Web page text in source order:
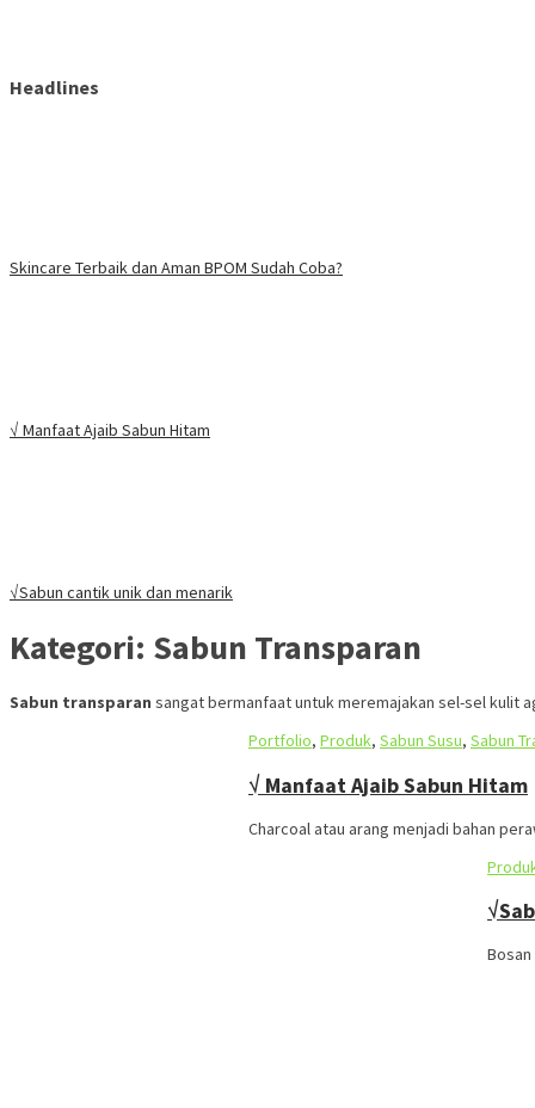
Headlines
Skincare Terbaik dan Aman BPOM Sudah Coba?
√ Manfaat Ajaib Sabun Hitam
√Sabun cantik unik dan menarik
Kategori: Sabun Transparan
Sabun transparan sangat bermanfaat untuk meremajakan sel-sel kulit
Portfolio, Produk, Sabun Susu, Sabun
√ Manfaat Ajaib Sabun Hitam
Charcoal atau arang menjadi bahan